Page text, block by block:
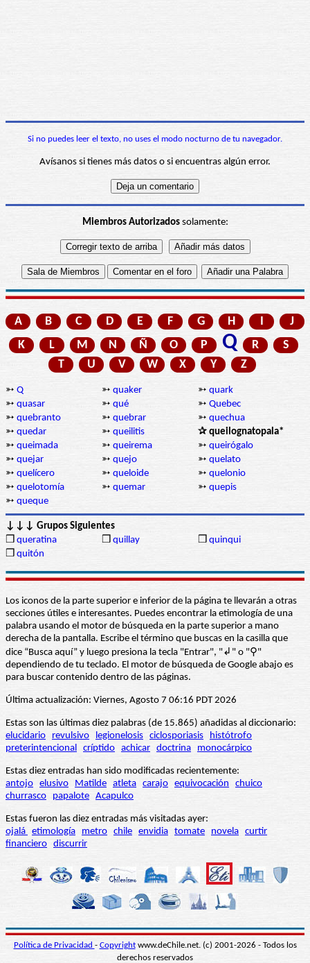
Si no puedes leer el texto, no uses el modo nocturno de tu navegador.
Avísanos si tienes más datos o si encuentras algún error.
Miembros Autorizadossolamente:
A B C D E F G H I
J
K
L M N Ñ O P Q R
S
T
U V W X Y Z
➳ Q ➳ quaker ➳ quark
➳ quasar ➳ qué ➳ Quebec
➳ quebranto ➳ quebrar ➳ quechua
➳ quedar ➳ queilitis
✰ queilognatopala*
➳ queimada ➳ queirema ➳ queirógalo
➳ quejar ➳ quejo ➳ quelato
➳ quelícero ➳ queloide ➳ quelonio
➳ quelotomía ➳ quemar ➳ quepis
➳ queque
↓↓↓ Grupos Siguientes
❒ queratina ❒ quillay ❒ quinqui
❒ quitón
Los iconos de la parte superior e inferior de la página te llevarán a otras
secciones útiles e interesantes. Puedes encontrar la etimología de una
palabra usando el motor de búsqueda en la parte superior a mano
derecha de la pantalla. Escribe el término que buscas en la casilla que
dice “Busca aquí” y luego presiona la tecla "Entrar", "↲" o "⚲"
dependiendo de tu teclado. El motor de búsqueda de Google abajo es
para buscar contenido dentro de las páginas.
Última actualización: Viernes, Agosto 7 06:16 PDT 2026
Estas son las últimas diez palabras (de 15.865) añadidas al diccionario:
elucidario
revulsivo legionelosis ciclosporiasis
histótrofo
preterintencional críptido achicar doctrina monocárpico
Estas diez entradas han sido modificadas recientemente:
antojo elusivo Matilde atleta carajo equivocación
chuico
churrasco
papalote Acapulco
Estas fueron las diez entradas más visitadas ayer:
ojalá etimología metro chile envidia tomate novela curtir
financiero discurrir
Política de Privacidad - Copyrightwww.deChile.net. (c) 2001-2026 - Todos los
derechos reservados